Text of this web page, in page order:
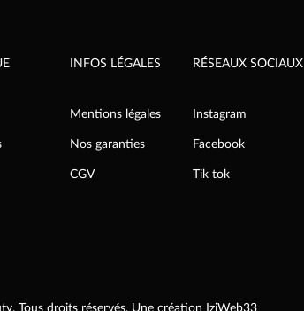
INFOS LÉGALES
Mentions légales
Nos garanties
CGV
RÉSEAUX SOCIAUX
Instagram
Facebook
Tik tok
Tous droits réservés. Une création IziWeb33